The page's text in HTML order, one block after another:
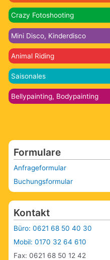
Crazy Fotoshooting
Mini Disco, Kinderdisco
Animal Riding
Saisonales
Bellypainting, Bodypainting
Formulare
Anfrageformular
Buchungsformular
Kontakt
Büro: 0621 68 50 40 30
Mobil: 0170 32 64 610
Fax: 0621 68 50 12 42